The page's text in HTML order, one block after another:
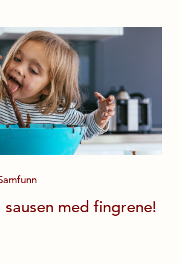
sausen med fingrene!